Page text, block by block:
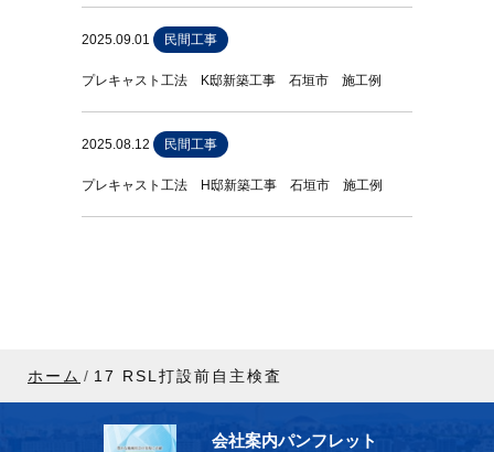
2025.09.01 民間工事
プレキャスト工法 K邸新築工事 石垣市 施工例
2025.08.12 民間工事
プレキャスト工法 H邸新築工事 石垣市 施工例
ホーム 17 RSL打設前自主検査
会社案内パンフレット